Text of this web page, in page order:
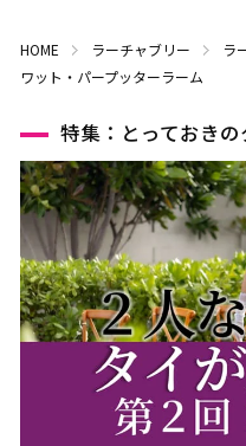
HOME ラーチャブリー
ラ
ワット・パープッターラーム
特集：とっておき